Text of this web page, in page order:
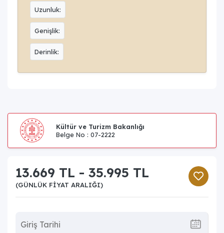
Uzunluk:
Genişlik:
Derinlik:
Kültür ve Turizm Bakanlığı
Belge No : 07-2222
13.669 TL - 35.995 TL
(GÜNLÜK FIYAT ARALIĞI)